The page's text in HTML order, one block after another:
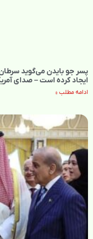
پسر جو بایدن می‌گوید
ایجاد کرده است – صدای
ادامه مطلب »